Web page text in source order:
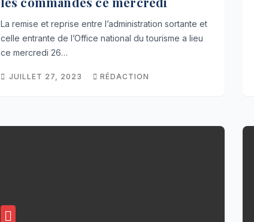
La remise et reprise entre l’administration sortante et
celle entrante de l’Office national du tourisme a lieu
ce mercredi 26…
JUILLET 27, 2023 RÉDACTION